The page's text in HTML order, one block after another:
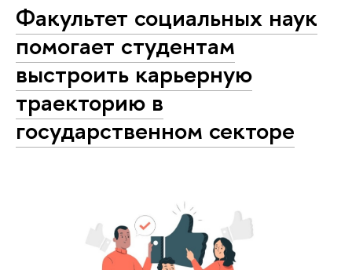
Факультет социальных наук
помогает студентам
выстроить карьерную
траекторию в
государственном секторе